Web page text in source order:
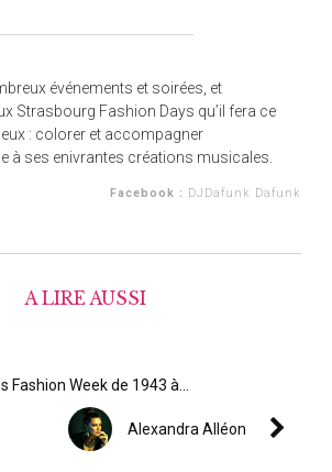
événements et soirées, et
Strasbourg Fashion Days qu’il fera ce
: colorer et accompagner
à ses enivrantes créations musicales.
Facebook : DJDafunk Dafunk
A LIRE AUSSI
Fashion Week de 1943 à...
Alexandra Alléon